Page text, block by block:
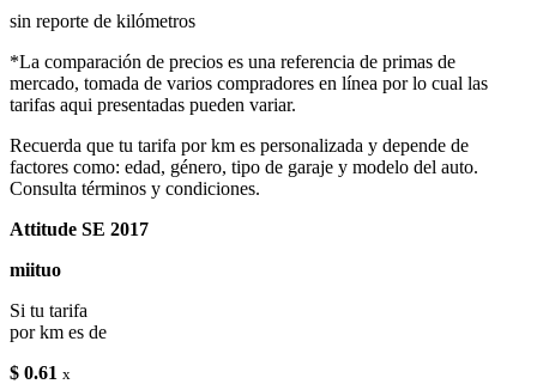
sin reporte de kilómetros
*La comparación de precios es una referencia de primas de
mercado, tomada de varios compradores en línea por lo cual las
tarifas aqui presentadas pueden variar.
Recuerda que tu tarifa por km es personalizada y depende de
factores como: edad, género, tipo de garaje y modelo del auto.
Consulta términos y condiciones.
Attitude SE 2017
miituo
Si tu tarifa
por km es de
$ 0.61 x